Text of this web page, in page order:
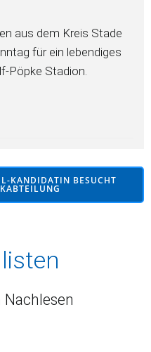
aus dem Kreis Stade
für ein lebendiges
Pöpke Stadion.
KANDIDATIN BESUCHT